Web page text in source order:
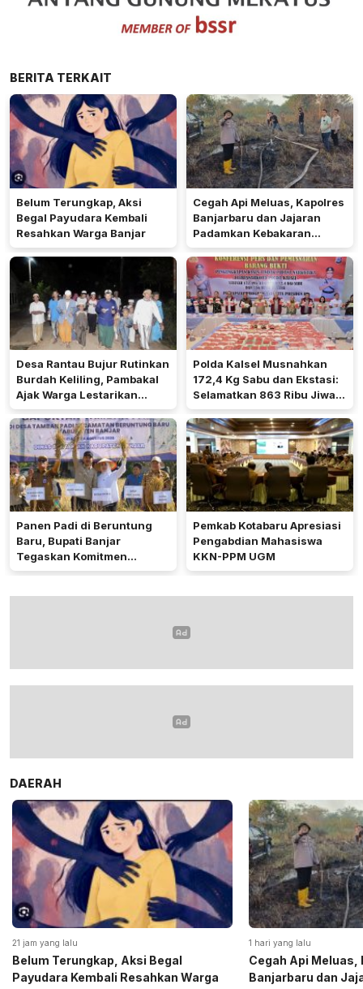
BERITA TERKAIT
Belum Terungkap, Aksi
Begal Payudara Kembali
Resahkan Warga Banjar
Cegah Api Meluas, Kapolres
Banjarbaru dan Jajaran
Padamkan Kebakaran
Lahan
Desa Rantau Bujur Rutinkan
Burdah Keliling, Pambakal
Ajak Warga Lestarikan
Tradisi Keagamaan
Polda Kalsel Musnahkan
172,4 Kg Sabu dan Ekstasi:
Selamatkan 863 Ribu Jiwa
dan Hemat Biaya Rehab Rp.
4,3 Triliun
Panen Padi di Beruntung
Baru, Bupati Banjar
Tegaskan Komitmen
Dukung Ketahanan Pangan
Pemkab Kotabaru Apresiasi
Pengabdian Mahasiswa
KKN-PPM UGM
DAERAH
21 jam yang lalu
Belum Terungkap, Aksi Begal
Payudara Kembali Resahkan Warga
1 hari yang lalu
Cegah Api Meluas,
Banjarbaru dan